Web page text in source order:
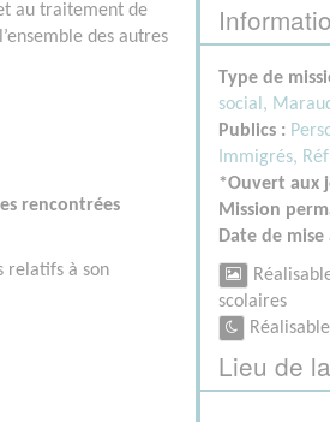
au traitement de
des autres
rencontrées
relatifs à son
Type de
social,
Publics :
Immigrés,
*Ouvert aux
Mission
Date de
scolaires
Lieu de